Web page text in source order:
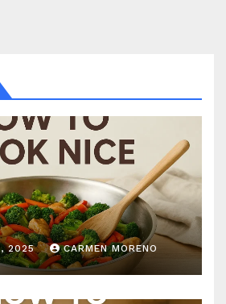
2025 CARMEN MORENO